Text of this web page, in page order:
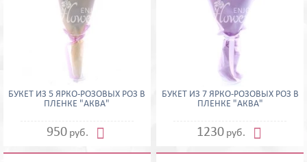
БУКЕТ ИЗ 5 ЯРКО-РОЗОВЫХ РОЗ В
ПЛЕНКЕ "АКВА"
950 руб. 
БУКЕТ ИЗ 7 ЯРКО-РОЗОВЫХ РОЗ В
ПЛЕНКЕ "АКВА"
1230 руб. 